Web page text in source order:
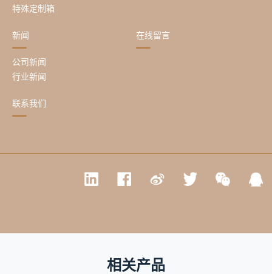
特殊定制箱
新闻
公司新闻
行业新闻
在线留言
联系我们
相关产品